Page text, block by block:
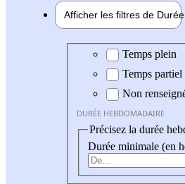
Afficher les filtres de
Durée hebdomadaire
Temps plein
Temps partiel
Non
DURÉE HEBDOMADAIRE
Précisez la durée
Durée minimale (en